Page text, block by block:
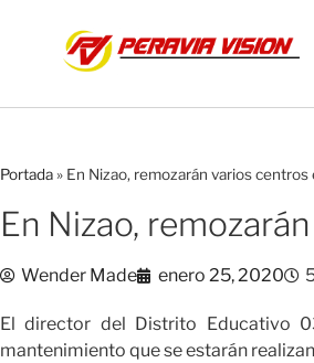
Portada» En Nizao, remozarán varios
En Nizao,
Wender Made enero 25, 2020
El director del Distrito Educativo
mantenimiento que se estarán